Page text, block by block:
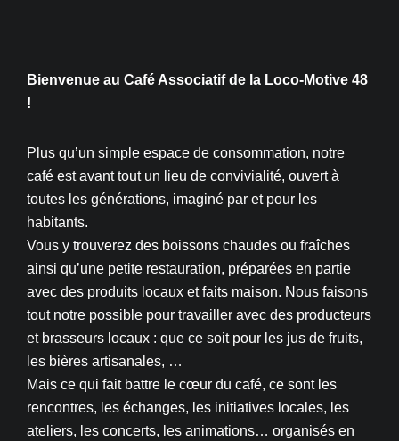
Bienvenue au Café Associatif de la Loco-Motive 48
!
Plus qu’un simple espace de consommation, notre
café est avant tout un lieu de convivialité, ouvert à
toutes les générations, imaginé par et pour les
habitants.
Vous y trouverez des boissons chaudes ou fraîches
ainsi qu’une petite restauration, préparées en partie
avec des produits locaux et faits maison. Nous faisons
tout notre possible pour travailler avec des producteurs
et brasseurs locaux : que ce soit pour les jus de fruits,
les bières artisanales, …
Mais ce qui fait battre le cœur du café, ce sont les
rencontres, les échanges, les initiatives locales, les
ateliers, les concerts, les animations… organisés en